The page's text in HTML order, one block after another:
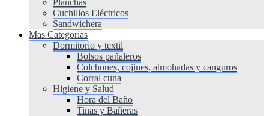
Planchas
Cuchillos Eléctricos
Sandwichera
Mas Categorías
Dormitorio y textil
Bolsos pañaleros
Colchones, cojines, almohadas y canguros
Corral cuna
Higiene y Salud
Hora del Baño
Tinas y Bañeras